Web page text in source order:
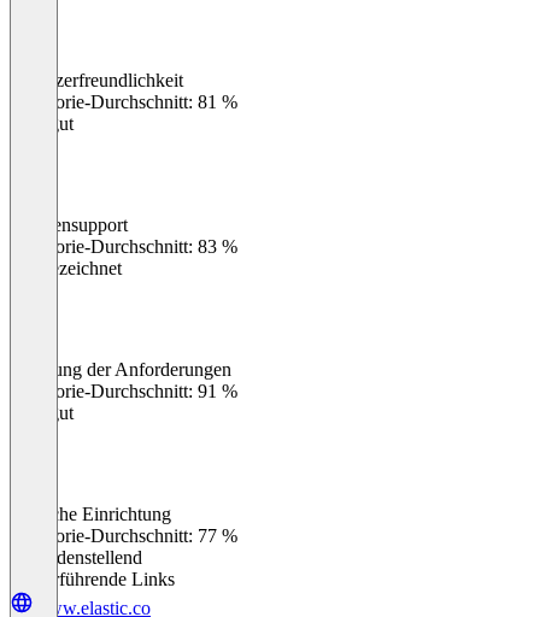
Benutzerfreundlichkeit
Kategorie-Durchschnitt: 81 %
Sehr gut
Kundensupport
Kategorie-Durchschnitt: 83 %
Ausgezeichnet
Erfüllung der Anforderungen
Kategorie-Durchschnitt: 91 %
Sehr gut
Einfache Einrichtung
Kategorie-Durchschnitt: 77 %
Zufriedenstellend
Weiterführende Links
www.elastic.co